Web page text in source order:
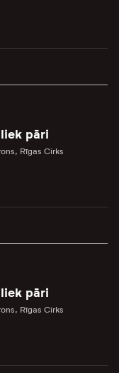
pāri
Rīgas Cirks
pāri
Rīgas Cirks